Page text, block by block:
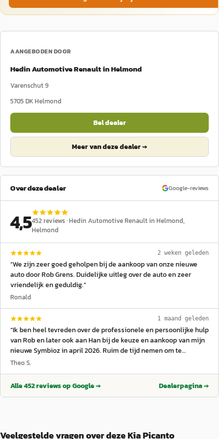
AANGEBODEN DOOR
Hedin Automotive Renault in Helmond
Varenschut 9
5705 DKHelmond
Bel dealer
Meer van deze dealer →
Over deze dealer Google-reviews
4,5452 reviews ·Hedin Automotive Renault in Helmond,
Helmond
2 weken geleden
“We zijn zeer goed geholpen bij de aankoop van onze nieuwe
auto door Rob Grens. Duidelijke uitleg over de auto en zeer
vriendelijk en geduldig.”
Ronald
1 maand geleden
“Ik ben heel tevreden over de professionele en persoonlijke hulp
van Rob en later ook aan Han bij de keuze en aankoop van mijn
nieuwe Symbioz in april 2026. Ruim de tijd nemen om te
luisteren naar mijn wensen t.a.v. een nieuwe auto en zakelijk bij
Theo S.
Alle452reviews op Google → Dealerpagina →
Veelgestelde vragen over deze Kia Picanto